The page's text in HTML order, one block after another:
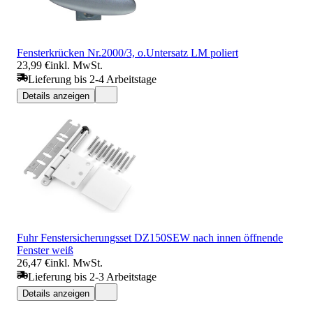
Fensterkrücken Nr.2000/3, o.Untersatz LM poliert
23,99 €inkl. MwSt.
Lieferung bis 2-4 Arbeitstage
Details anzeigen
Fuhr Fenstersicherungsset DZ150SEW nach innen öffnende
Fenster weiß
26,47 €inkl. MwSt.
Lieferung bis 2-3 Arbeitstage
Details anzeigen